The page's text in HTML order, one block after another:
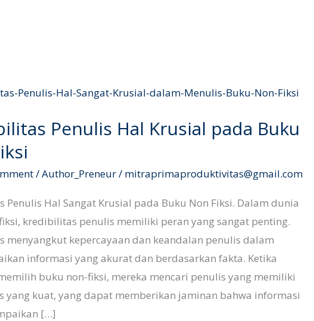
Penulis Hal Krusial pada Buku
/Author_Preneur/ mitraprimaproduktivitas@gmail.com
Penulis Hal Sangat Krusial pada Buku Non Fiksi. Dalam dunia
kredibilitas penulis memiliki peran yang sangat penting.
menyangkut kepercayaan dan keandalan penulis dalam
informasi yang akurat dan berdasarkan fakta. Ketika
buku non-fiksi, mereka mencari penulis yang memiliki
yang kuat, yang dapat memberikan jaminan bahwa informasi
[…]